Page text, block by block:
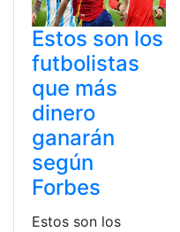
Estos son los
futbolistas
que más
dinero
ganarán
según
Forbes
Estos son los